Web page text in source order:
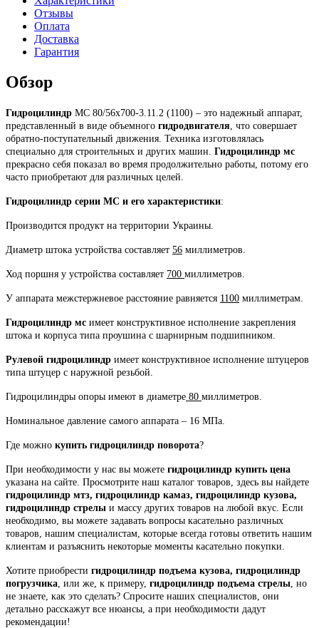
Отзывы
Оплата
Доставка
Гарантия
Обзор
Гидроцилиндр МС 80/56х700-3.11.2 (1100) – это надежный аппарат,
представленный в виде объемного гидродвигателя , что совершает
обратно-поступательный движения. Техника изготовлялась
специально для строительных и других машин. Гидроцилиндр мс
прекрасно себя показал во время продолжительно работы, потому его
часто приобретают для различных целей.
Гидроцилиндр серии МС и его характеристики:
Производится продукт на территории Украины.
Диаметр штока устройства составляет 56 миллиметров.
Ход поршня у устройства составляет 700 миллиметров.
У аппарата межстержневое расстояние равняется 1100 миллиметрам.
Гидроцилиндр мс имеет конструктивное исполнение закрепления
штока и корпуса типа проушина с шарнирным подшипником.
Рулевой гидроцилиндр имеет конструктивное исполнение штуцеров
типа штуцер с наружной резьбой.
Гидроцилиндры опоры имеют в диаметре 80 миллиметров.
Номинальное давление самого аппарата – 16 МПа.
Где можно купить гидроцилиндр поворота?
При необходимости у нас вы можете гидроцилиндр купить цена
указана на сайте. Просмотрите наш каталог товаров, здесь вы найдете
гидроцилиндр мтз, гидроцилиндр камаз, гидроцилиндр кузова,
гидроцилиндр стрелы и массу других товаров на любой вкус. Если
необходимо, вы можете задавать вопросы касательно различных
товаров, нашим специалистам, которые всегда готовы ответить нашим
клиентам и разъяснить некоторые моменты касательно покупки.
Хотите приобрести гидроцилиндр подъема кузова, гидроцилиндр
погрузчика , или же, к примеру, гидроцилиндр подъема стрелы , но
не знаете, как это сделать? Спросите наших специалистов, они
детально расскажут все нюансы, а при необходимости дадут
рекомендации!